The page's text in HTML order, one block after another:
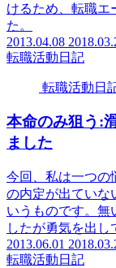
けるため、転職エ
た。
2013.04.08
転職活動日記
転職活動日
本命のみ狙う:
ました
今回、私は一つの
の内定が出ていな
いうものです。無
したが勇気を出し
2013.06.01
転職活動日記